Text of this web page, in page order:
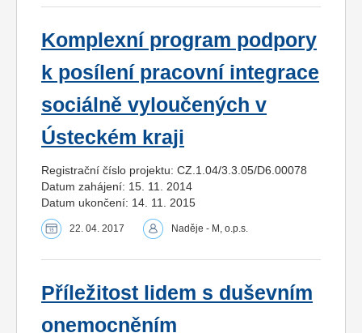
Komplexní program podpory
k posílení pracovní integrace
sociálně vyloučených v
Ústeckém kraji
Registrační číslo projektu: CZ.1.04/3.3.05/D6.00078
Datum zahájení: 15. 11. 2014
Datum ukončení: 14. 11. 2015
22. 04. 2017 Naděje - M, o.p.s.
Příležitost lidem s duševním
onemocněním